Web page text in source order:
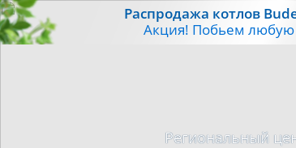
Распродажа котлов
Акция! Побьем любую
Региональный